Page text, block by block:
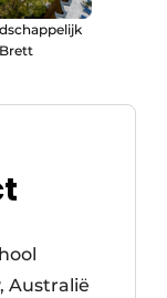
Australië